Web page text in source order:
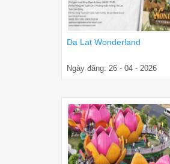
Da Lat Wonderland
Ngày đăng: 26 - 04 - 2026